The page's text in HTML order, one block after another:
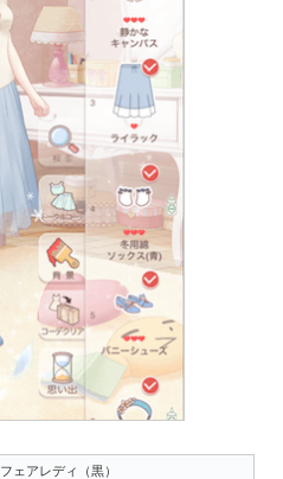
フェアレディ（黒）